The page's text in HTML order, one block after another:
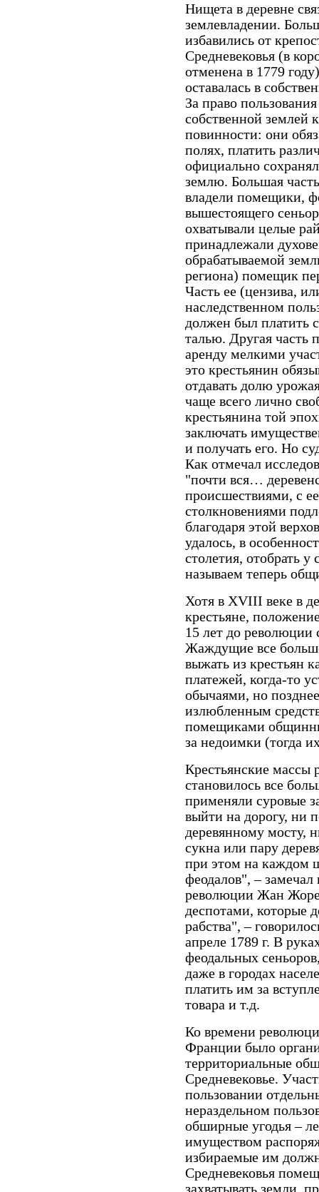
Нищета в деревне
землевладении.
избавились от
Средневековья (в
отменена в 1779
оставалась в
За право
собственной землей
повинности: они
полях, платить
официально
землю. Большая
владели помещики,
вышестоящего
охватывали целые
принадлежали
обрабатываемой
региона) помещик
Часть ее (цензива,
наследственном
должен был платить
талью. Другая часть
аренду мелкими
это крестьянин
отдавать долю
чаще всего лично
крестьянина той
заключать
и получать его. Но
Как отмечал
"почти вся…
происшествиями, с
столкновениями
благодаря этой
удалось, в
столетия, отобрать
называем теперь
Хотя в XVIII веке в
крестьяне,
15 лет до революции
Жаждущие все
выжать из крестьян
платежей, когда-то
обычаями, но
излюбленным
помещиками
за недоимки (тогда
Крестьянские массы
становилось все
применяли суровые
выйти на дорогу, ни
деревянному мосту,
сукна или пару
при этом на каждом
феодалов", – замечал
революции Жан
деспотами, которые
рабства", –
апреле 1789 г. В
феодальных
даже в городах
платить им за
товара и т.д.
Ко времени
Франции было
территориальные
Средневековье.
пользовании
нераздельном
обширные угодья –
имуществом
избираемые им
Средневековья
захватывать земли,